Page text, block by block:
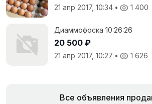
21 апр 2017, 10:34 • 1 400
Диаммофоска 10:26:26
20 500 ₽
21 апр 2017, 10:27 • 1 626
Все объявления